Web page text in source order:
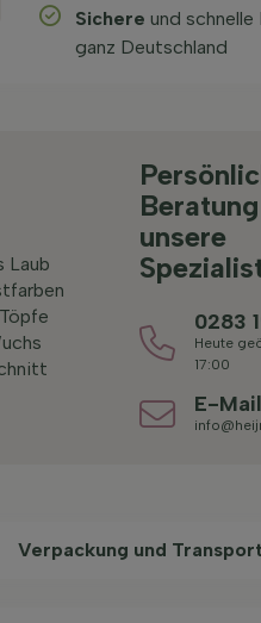
Sichere und
ganz Deutschland
Laub
unsere
0283
Heute
17:00
E-
Verpackung und Transport